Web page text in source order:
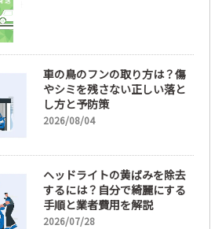
車の鳥のフンの取り方は？傷
やシミを残さない正しい落と
し方と予防策
2026/08/04
ヘッドライトの黄ばみを除去
するには？自分で綺麗にする
手順と業者費用を解説
2026/07/28